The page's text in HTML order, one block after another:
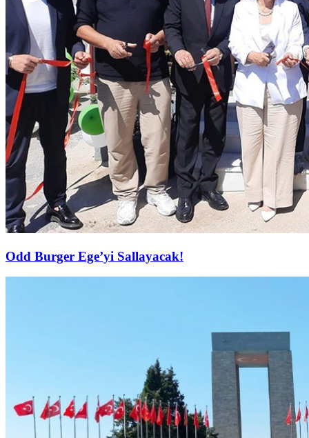
Odd Burger Ege’yi Sallayacak!